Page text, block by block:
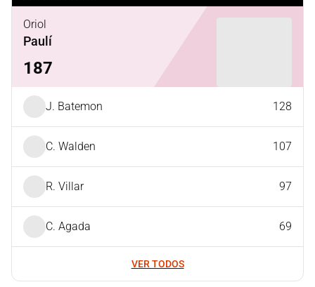
Oriol
Paulí
187
J. Batemon 128
C. Walden 107
R. Villar 97
C. Agada 69
VER TODOS